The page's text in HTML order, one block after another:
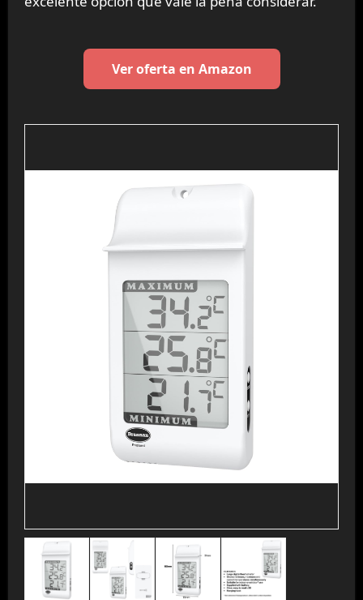
Ver oferta en Amazon